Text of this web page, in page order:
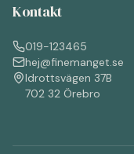
Kontakt
019-123465
hej@finemanget.se
Idrottsvägen 37B
702 32 Örebro